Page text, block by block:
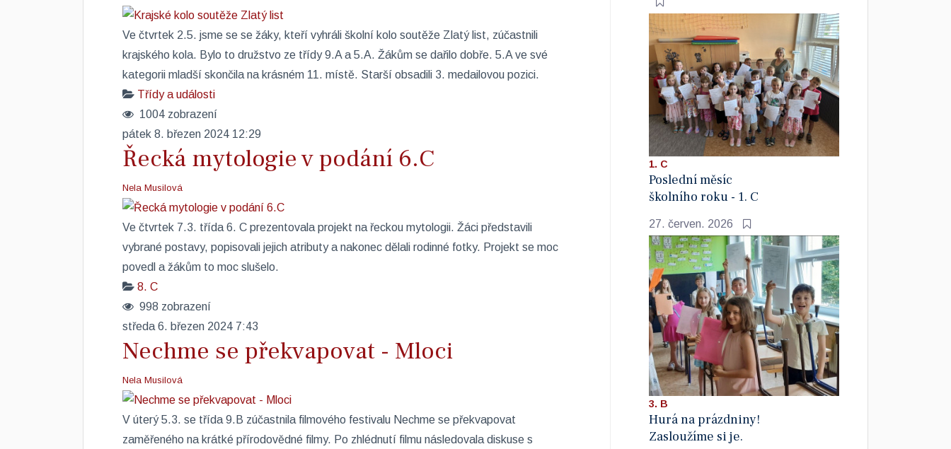
Ve čtvrtek 2.5. jsme se se žáky, kteří vyhráli školní kolo soutěže Zlatý list, zúčastnili
krajského kola. Bylo to družstvo ze třídy 9.A a 5.A. Žákům se dařilo dobře. 5.A ve své
kategorii mladší skončila na krásném 11. místě. Starší obsadili 3. medailovou pozici.
Třídy a události
1004 zobrazení
pátek 8. březen 2024 12:29
Řecká mytologie v podání 6.C
Nela Musilová
Ve čtvrtek 7.3. třída 6. C prezentovala projekt na řeckou mytologii. Žáci představili
vybrané postavy, popisovali jejich atributy a nakonec dělali rodinné fotky. Projekt se moc
povedl a žákům to moc slušelo.
8. C
998 zobrazení
středa 6. březen 2024 7:43
Nechme se překvapovat - Mloci
Nela Musilová
V úterý 5.3. se třída 9.B zúčastnila filmového festivalu Nechme se překvapovat
zaměřeného na krátké přírodovědné filmy. Po zhlédnutí filmu následovala diskuse s
1. C
Poslední měsíc
školního roku - 1. C
27. červen. 2026
3. B
Hurá na prázdniny!
Zasloužíme si je.